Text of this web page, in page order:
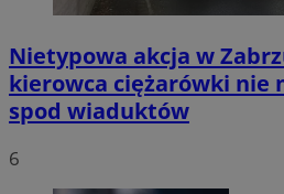
Nietypowa akcja w
kierowca ciężarówki nie
spod wiaduktów
6